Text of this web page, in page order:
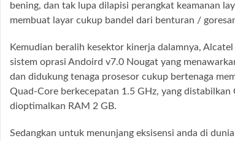
bening, dan tak lupa dilapisi perangkat keamanan
membuat layar cukup bandel dari benturan /
Kemudian beralih kesektor kinerja dalamnya,
sistem oprasi Andoird v7.0 Nougat yang
dan didukung tenaga prosesor cukup bertenaga
Quad-Core berkecepatan 1.5 GHz, yang
dioptimalkan RAM 2 GB.
Sedangkan untuk menunjang eksisensi anda di